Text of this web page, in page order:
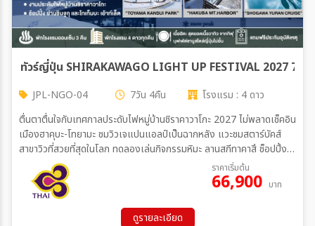
ทัวร์ญี่ปุ่น SHIRAKAWAGO LIGHT UP FESTIVAL 2027
JPL-NGO-04 7วัน 4คืน
โรงแรม : 4 ดาว
ตื่นตาตื่นใจกับเทศกาลประดับไฟหมู่บ้านชิราคาวาโกะ 2027 ไม่พลาดเช็คอิน
เมืองฮาคุบะ-โทยามะ ชมวิวเจแปนแอลป์เป็นฉากหลัง แวะชมสตาร์บัคส์
สาขาวิวที่สวยที่สุดในโลก ทดลองเล่นกิจกรรมหิมะ ลานสกีทาคาสึ ช็อปปิ้ง
ย่านดังชินจูกุ-โกเท็มบะ เมนูพิเศษ เนื้อฮิดะ สุดยอดเนื้อวากิวจากกิฟุ
บุฟเฟ่ต์ชาบูสไตล์ญี่ปุ่น พัก รร. 4 ดาว ทุกคืน ✨
ราคาเริ่มต้น
66,900 บาท
ดูรายละเอียด